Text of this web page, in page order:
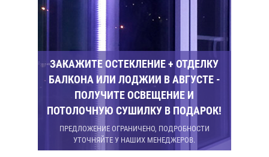
ЗАКАЖИТЕ ОСТЕКЛЕНИЕ + ОТДЕЛКУ
БАЛКОНА ИЛИ ЛОДЖИИ В АВГУСТЕ -
ПОЛУЧИТЕ ОСВЕЩЕНИЕ И
ПОТОЛОЧНУЮ СУШИЛКУ В ПОДАРОК!
ПРЕДЛОЖЕНИЕ ОГРАНИЧЕНО, ПОДРОБНОСТИ
УТОЧНЯЙТЕ У НАШИХ МЕНЕДЖЕРОВ.